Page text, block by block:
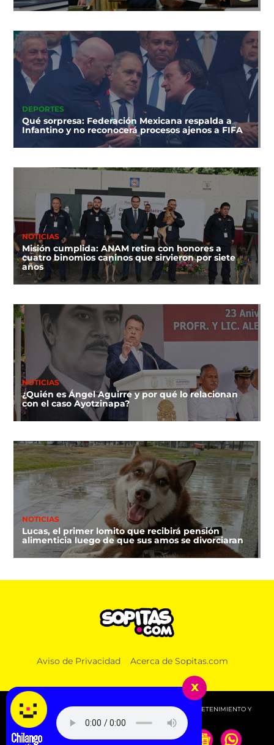
DEPORTES
Qué sorpresa: Federación Mexicana respalda a
Infantino y no reconocerá procesos ajenos a FIFA
NOTICIAS
Misión cumplida: ANAM retira con honores a
cuatro binomios caninos que sirvieron por siete
años
NOTICIAS
¿Quién es Ángel Aguirre y por qué lo relacionan
con el caso Ayotzinapa?
NOTICIAS
Lucas, el primer lomito que recibirá pensión
alimenticia luego de que sus amos se divorciaran
Aviso de Privacidad Acerca de Sopitas.com
© 2026 SOPITAS.COM - MÚSICA, NOTICIAS, DEPORTES, ENTRETENIMIENTO Y
MÁS!.
x